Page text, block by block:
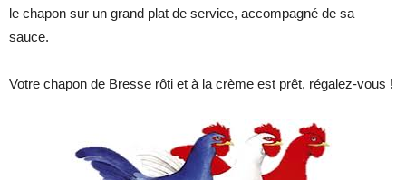
le chapon sur un grand plat de service, accompagné de sa
sauce.
Votre chapon de Bresse rôti et à la crème est prêt, régalez-vous !